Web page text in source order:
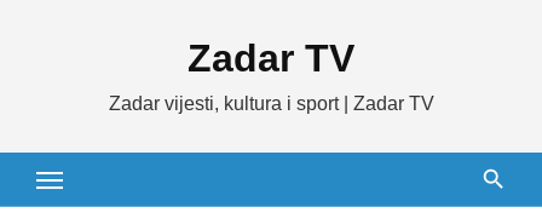
Zadar TV
Zadar vijesti, kultura i sport | Zadar TV